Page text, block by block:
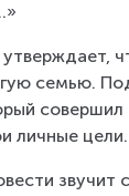
семью.
личные цели.